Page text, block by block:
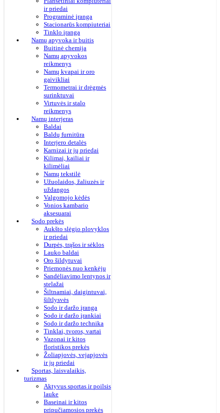
ir priedai
Programinė įranga
Stacionarūs kompiuteriai
Tinklo įranga
Namų apyvoka ir buitis
Buitinė chemija
Namų apyvokos
reikmenys
Namų kvapai ir oro
gaivikliai
Termometrai ir drėgmės
surinktuvai
Virtuvės ir stalo
reikmenys
Namų interjeras
Baldai
Baldų furnitūra
Interjero detalės
Karnizai ir jų priedai
Kilimai, kailiai ir
kilimėliai
Namų tekstilė
Užuolaidos, žaliuzės ir
uždangos
Valgomojo kėdės
Vonios kambario
aksesuarai
Sodo prekės
Aukšto slėgio plovyklos
ir priedai
Durpės, trąšos ir sėklos
Lauko baldai
Oro šildytuvai
Priemonės nuo kenkėjų
Sandėliavimo lentynos ir
stelažai
Šiltnamiai, daigintuvai,
šiltlysvės
Sodo ir daržo įranga
Sodo ir daržo įrankiai
Sodo ir daržo technika
Tinklai, tvoros, vartai
Vazonai ir kitos
floristikos prekės
Žoliapjovės, vejapjovės
ir jų priedai
Sportas, laisvalaikis,
turizmas
Aktyvus sportas ir poilsis
lauke
Baseinai ir kitos
pripučiamosios prekės